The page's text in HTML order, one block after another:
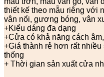
thiết kế theo mẫu riêng với
vân nổi, gương bóng, vân
+Kiểu dáng đa dạng
+Cửa có khả năng cách
+Giá thành rẻ hơn rất
thống
+ Thời gian sản xuất cửa